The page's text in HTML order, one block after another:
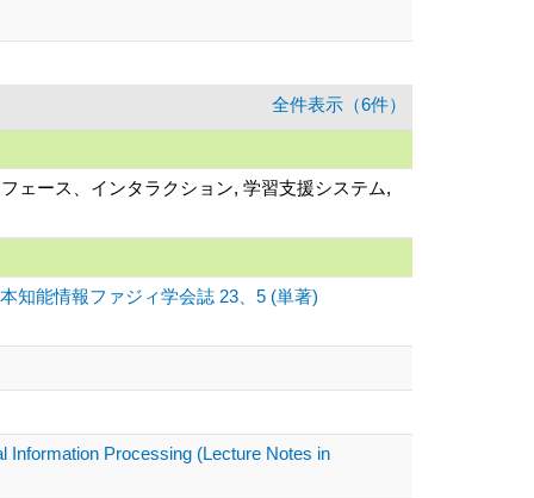
全件表示（6件）
ェース、インタラクション, 学習支援システム,
知能情報ファジィ学会誌 23、5 (単著)
Information Processing (Lecture Notes in